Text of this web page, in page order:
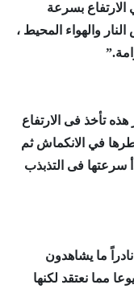
الارتفاع بسرعة
النار والهواء المحيط ،
هذه تأخذ فى الارتفاع
في الانكماش ثم
سرعتها فى التذبذب
ما يشاهدون
مما نعتقد لكنها